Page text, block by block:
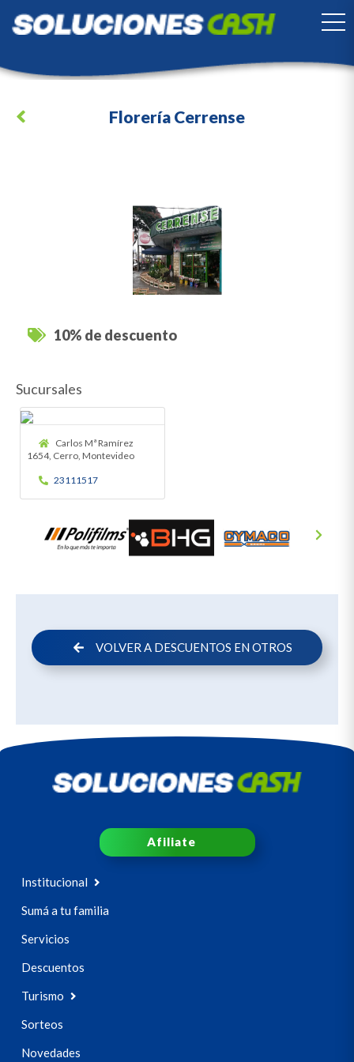
Florería Cerrense
10% de descuento
Sucursales
Carlos Mª Ramírez
1654, Cerro, Montevideo
23111517
VOLVER A DESCUENTOS EN OTROS
Afiliate
Institucional
Sumá a tu familia
Servicios
Descuentos
Turismo
Sorteos
Novedades